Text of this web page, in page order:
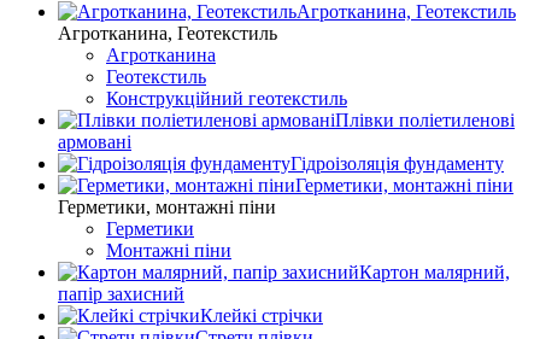
Агротканина, Геотекстиль
Агротканина, Геотекстиль
Агротканина
Геотекстиль
Конструкційний геотекстиль
Плівки поліетиленові
армовані
Гідроізоляція фундаменту
Герметики, монтажні піни
Герметики, монтажні піни
Герметики
Монтажні піни
Картон малярний,
папір захисний
Клейкі стрічки